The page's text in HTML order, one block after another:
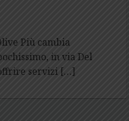
Più cambia
in via Del
servizi […]